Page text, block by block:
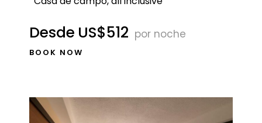
BOOK NOW
Desde US$512 por noche